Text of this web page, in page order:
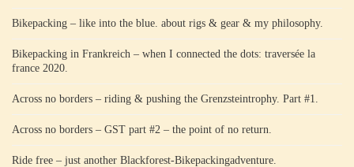
Bikepacking – like into the blue. about rigs & gear & my philosophy.
Bikepacking in Frankreich – when I connected the dots: traversée la
france 2020.
Across no borders – riding & pushing the Grenzsteintrophy. Part #1.
Across no borders – GST part #2 – the point of no return.
Ride free – just another Blackforest-Bikepackingadventure.